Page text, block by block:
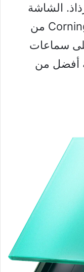
الشاشة
محمية بزجاج Corning Gorilla Glass من
سماعات
أفضل من